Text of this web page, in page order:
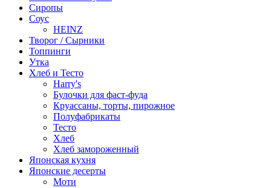
Сиропы
Соус
HEINZ
Творог / Сырники
Топпинги
Утка
Хлеб и Тесто
Harry's
Булочки для фаст-фуда
Круассаны, торты, пирожное
Полуфабрикаты
Тесто
Хлеб
Хлеб замороженный
Японская кухня
Японские десерты
Моти